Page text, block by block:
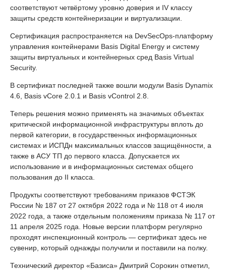
соответствуют четвёртому уровню доверия и IV классу
защиты средств контейнеризации и виртуализации.
Сертификация распространяется на DevSecOps-платформу
управления контейнерами Basis Digital Energy и систему
защиты виртуальных и контейнерных сред Basis Virtual
Security.
В сертификат последней также вошли модули Basis Dynamix
4.6, Basis vCore 2.0.1 и Basis vControl 2.8.
Теперь решения можно применять на значимых объектах
критической информационной инфраструктуры вплоть до
первой категории, в государственных информационных
системах и ИСПДн максимальных классов защищённости, а
также в АСУ ТП до первого класса. Допускается их
использование и в информационных системах общего
пользования до II класса.
Продукты соответствуют требованиям приказов ФСТЭК
России № 187 от 27 октября 2022 года и № 118 от 4 июля
2022 года, а также отдельным положениям приказа № 117 от
11 апреля 2025 года. Новые версии платформ регулярно
проходят инспекционный контроль — сертификат здесь не
сувенир, который однажды получили и поставили на полку.
Технический директор «Базиса» Дмитрий Сорокин отметил,